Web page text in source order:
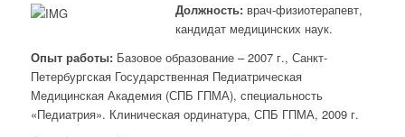
Должность:врач-физиотерапевт,
кандидат медицинских наук.
Опыт работы:Базовое образование – 2007 г., Санкт-
Петербургская Государственная Педиатрическая
Медицинская Академия (СПБ ГПМА), специальность
«Педиатрия». Клиническая ординатура, СПБ ГПМА, 2009 г.